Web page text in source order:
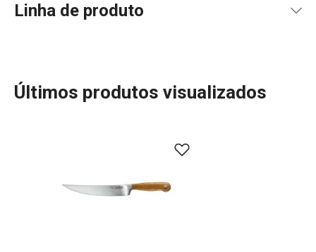
Linha de produto
FEELWOOD, uma linha que encanta pela beleza das
natural. Com ergonomia ideal, longa durabilidade e
Últimos produtos visualizados